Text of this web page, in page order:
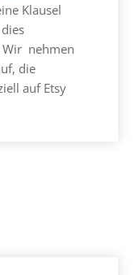
Klausel
nehmen
die
auf Etsy